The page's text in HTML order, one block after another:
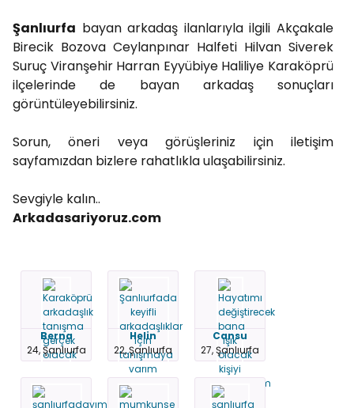
Şanlıurfa bayan arkadaş ilanlarıyla ilgili Akçakale
Birecik Bozova Ceylanpınar Halfeti Hilvan Siverek
Suruç Viranşehir Harran Eyyübiye Haliliye Karaköprü
ilçelerinde de bayan arkadaş sonuçları
görüntüleyebilirsiniz.
Sorun, öneri veya görüşleriniz için iletişim
sayfamızdan bizlere rahatlıkla ulaşabilirsiniz.
Sevgiyle kalın..
Arkadasariyoruz.com
Berna
24, Şanlıurfa
Helin
22, Şanlıurfa
Cansu
27, Şanlıurfa